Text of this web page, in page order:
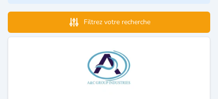
Filtrez votre recherche